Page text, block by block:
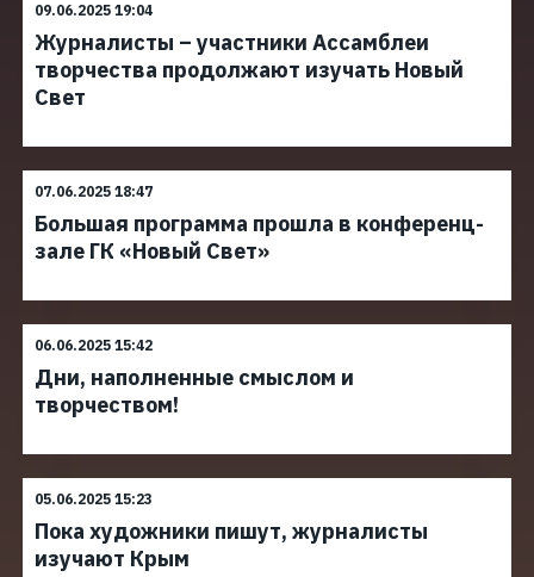
09.06.2025 19:04
Журналисты – участники Ассамблеи
творчества продолжают изучать Новый
Свет
07.06.2025 18:47
Большая программа прошла в конференц-
зале ГК «Новый Свет»
06.06.2025 15:42
Дни, наполненные смыслом и
творчеством!
05.06.2025 15:23
Пока художники пишут, журналисты
изучают Крым